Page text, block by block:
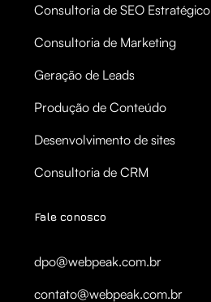
Consultoria de SEO Estratégico
Consultoria de Marketing
Geração de Leads
Produção de Conteúdo
Desenvolvimento de sites
Consultoria de CRM
Fale conosco
dpo@webpeak.com.br
contato@webpeak.com.br